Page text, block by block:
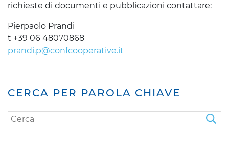
richieste di documenti e pubblicazioni contattare:
Pierpaolo Prandi
t +39 06 48070868
prandi.p@confcooperative.it
CERCA PER PAROLA CHIAVE